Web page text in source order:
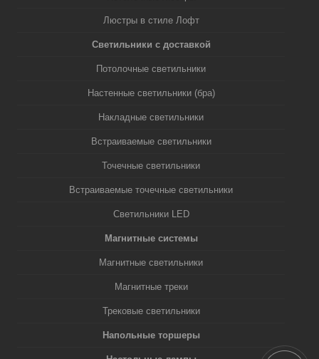
Люстры в стиле Лофт
Светильники с доставкой
Потолочные светильники
Настенные светильники (бра)
Накладные светильники
Встраиваемые светильники
Точечные светильники
Встраиваемые точечные светильники
Светильники LED
Магнитные системы
Магнитные светильники
Магнитные треки
Трековые светильники
Напольные торшеры